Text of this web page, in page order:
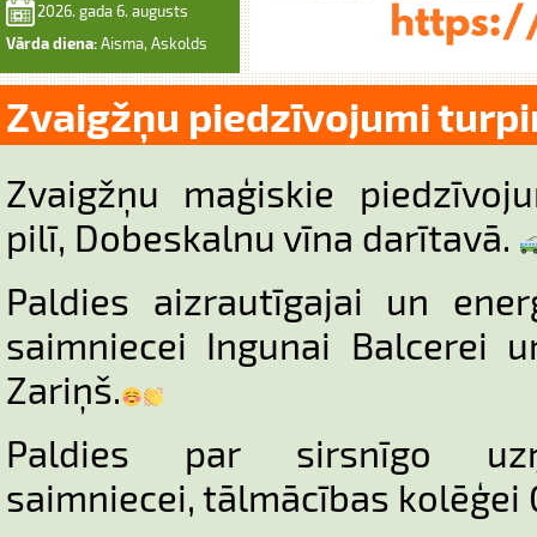
2026. gada 6. augusts
Vārda diena: Aisma, Askolds
Zvaigžņu piedzīvojumi
Zvaigžņu maģiskie
pilī, Dobeskalnu vīna darītavā.
Paldies aizrautīgajai un
saimniecei Ingunai Balcerei
Zariņš.
Paldies par sirsnīgo
saimniecei, tālmācības kolēģei